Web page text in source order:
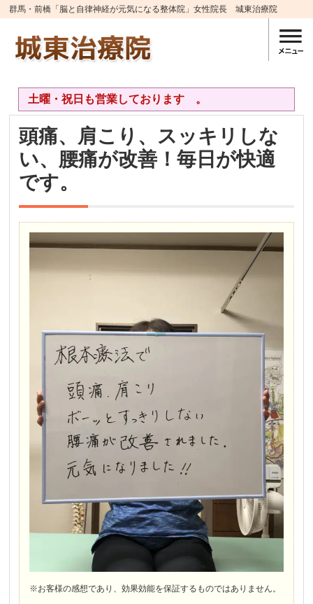
群馬・前橋「脳と自律神経が元気になる整体院」女性院長 城東治療院
土曜・祝日も営業しております 。
頭痛、肩こり、スッキリしな
い、腰痛が改善！毎日が快適
です。
※お客様の感想であり、効果効能を保証するものではありません。